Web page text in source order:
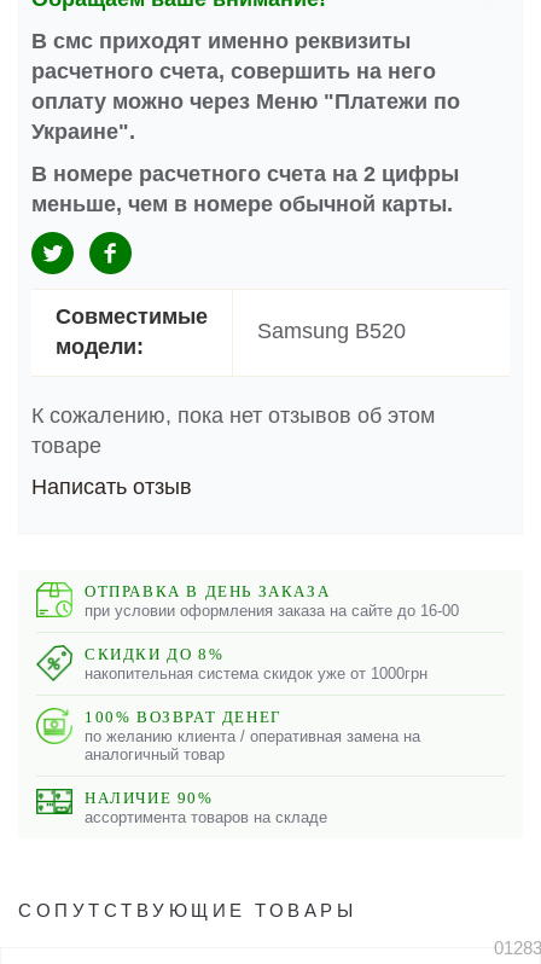
В смс приходят именно реквизиты
расчетного счета, совершить на него
оплату можно через Меню "Платежи по
Украине".
В номере расчетного счета на 2 цифры
меньше, чем в номере обычной карты.
Совместимые
модели:
Samsung B520
К сожалению, пока нет отзывов об этом
товаре
Написать отзыв
ОТПРАВКА В ДЕНЬ ЗАКАЗА
при условии оформления заказа на сайте до 16-00
СКИДКИ ДО 8%
накопительная система скидок уже от 1000грн
100% ВОЗВРАТ ДЕНЕГ
по желанию клиента / оперативная замена на
аналогичный товар
НАЛИЧИЕ 90%
ассортимента товаров на складе
СОПУТСТВУЮЩИЕ ТОВАРЫ